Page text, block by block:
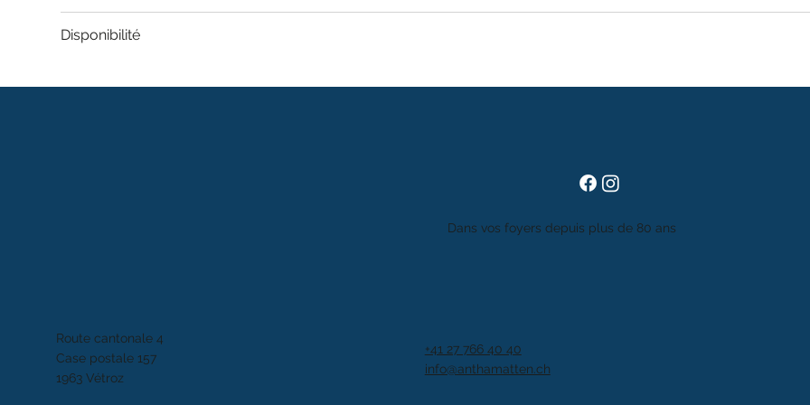
Disponibilité
Route cantonale 4
Case postale 157
1963 Vétroz
Dans vos foyers depuis plus de 80 ans
+41 27 766 40 40
info@anthamatten.ch